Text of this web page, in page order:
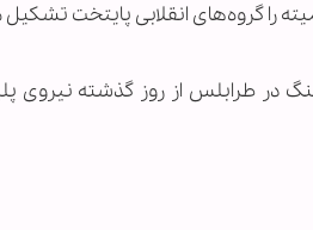
را گروه‌های انقلابی پایتخت
طرابلس از روز گذشته نیروی